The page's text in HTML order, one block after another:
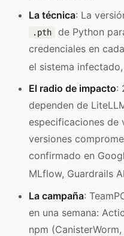
La técnica: La
.pth
de Python
credenciales en
el sistema
El radio de impacto:
dependen de
especificaciones de
versiones
confirmado en
MLflow, Guardrails
La campaña:
en una semana:
npm